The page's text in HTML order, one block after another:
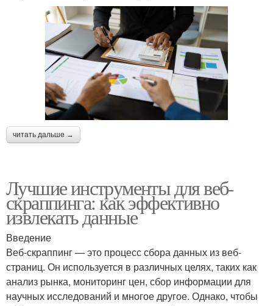
читать дальше →
Лучшие инструменты для веб-
скраппинга: как эффективно
извлекать данные
Введение
Веб-скраппинг — это процесс сбора данных из веб-
страниц. Он используется в различных целях, таких как
анализ рынка, мониторинг цен, сбор информации для
научных исследований и многое другое. Однако, чтобы